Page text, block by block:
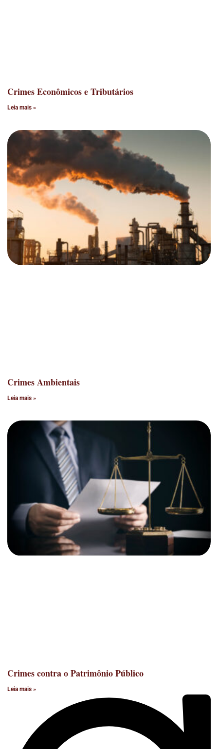
Crimes Econômicos e Tributários
Leia mais »
Crimes Ambientais
Leia mais »
Crimes contra o Patrimônio Público
Leia mais »